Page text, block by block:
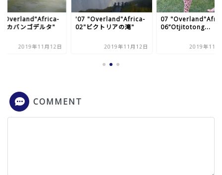
カバンゴデルタ"
2019年11月12日
'07 "Overland"Africa-
02"ビクトリアの滝"
2019年11月12日
07
06”Otjitotong...
2019年11
COMMENT